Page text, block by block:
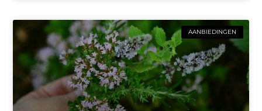
AANBIEDINGEN